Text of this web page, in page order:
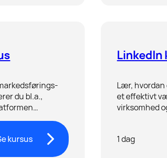
du bl.a.,
til at nå ud til
kursus
LinkedIn
Lær, hvordan
et effektivt
virksomhed
kunder eller
1 dag